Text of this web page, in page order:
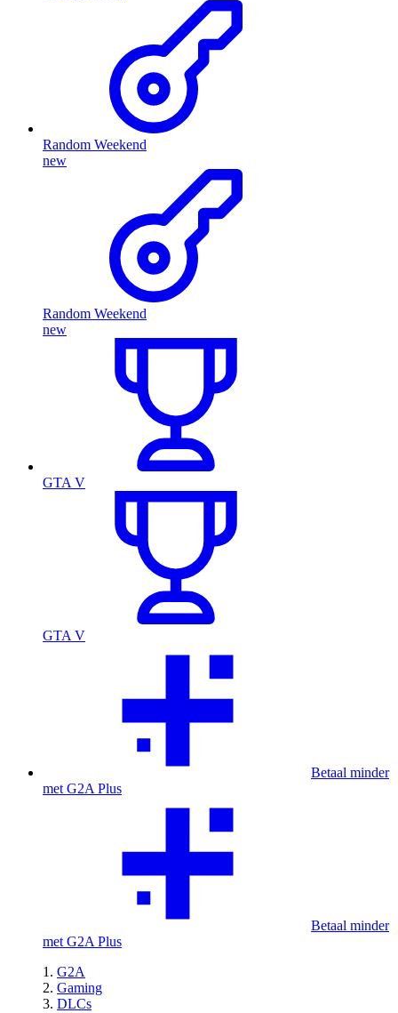
Random Weekend
new
Random Weekend
new
GTA V
GTA V
Betaal minder
met G2A Plus
Betaal minder
met G2A Plus
G2A
Gaming
DLCs